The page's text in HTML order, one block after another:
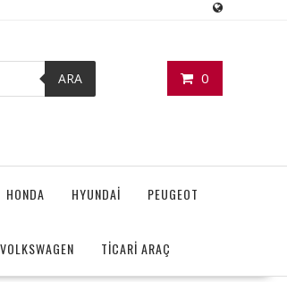
0
ARA
HONDA HYUNDAİ PEUGEOT
VOLKSWAGEN TİCARİ ARAÇ